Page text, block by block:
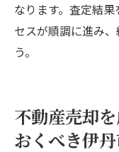
なります。査定結
セスが順調に進み
う。
不動産売却
おくべき伊